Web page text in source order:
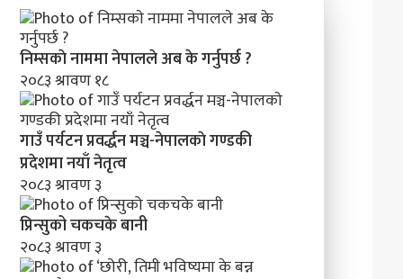
य
वि
शे
ष
का
र्य
द
ल
मा
व
न्य
ज
न्तु
अ
निम्सकाे नाममा नेपालले अब के गर्नुपर्छ ?
२०८३ श्रावण १८
गाउँ पर्यटन प्रवर्द्धन मञ्च-नेपालकाे गण्डकी
प्रदेशमा नयाँ नेतृत्व
२०८३ श्रावण ३
प्रिन्सुको चकचके बानी
२०८३ श्रावण ३